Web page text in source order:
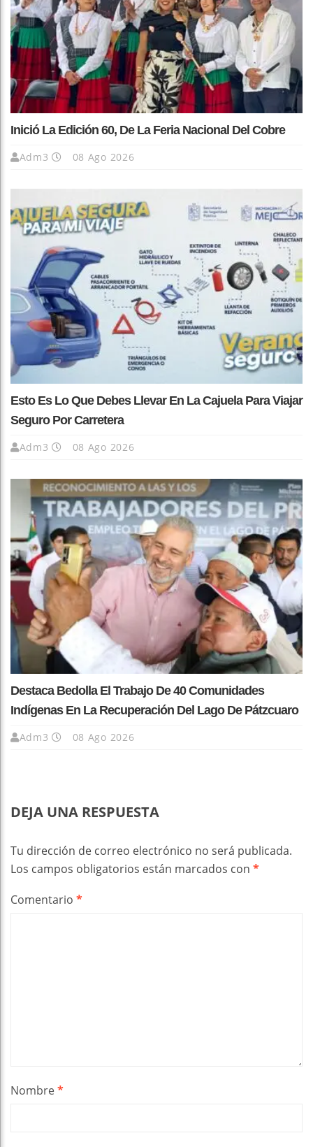
Inició La Edición 60, De La Feria Nacional Del Cobre
Adm3 08 Ago 2026
Esto Es Lo Que Debes Llevar En La Cajuela Para Viajar
Seguro Por Carretera
Adm3 08 Ago 2026
Destaca Bedolla El Trabajo De 40 Comunidades
Indígenas En La Recuperación Del Lago De Pátzcuaro
Adm3 08 Ago 2026
DEJA UNA RESPUESTA
Tu dirección de correo electrónico no será publicada.
Los campos obligatorios están marcados con *
Comentario *
Nombre*